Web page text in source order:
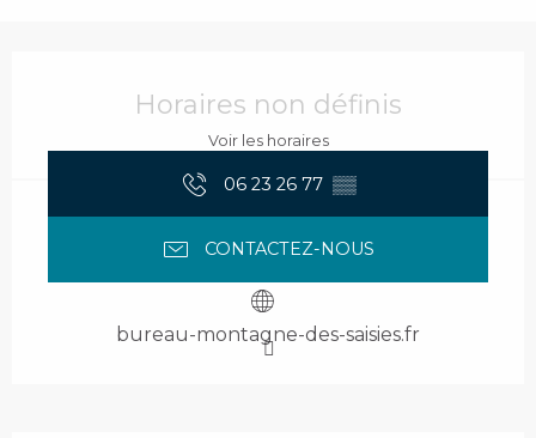
Horaires non définis
Voir les horaires
06 23 26 77 ▒▒
CONTACTEZ-NOUS
bureau-montagne-des-saisies.fr